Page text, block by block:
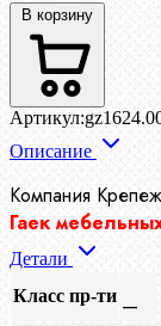
В корзину
Артикул:
Описание
Компания
Гаек
Детали
Класс пр-ти —